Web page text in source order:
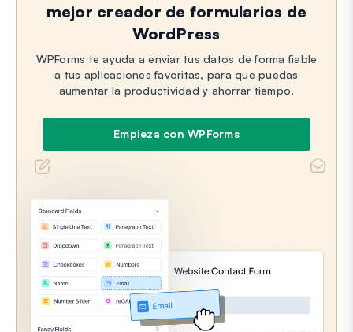
mejor creador de formularios de
WordPress
WPForms te ayuda a enviar tus datos de forma fiable
a tus aplicaciones favoritas, para que puedas
aumentar la productividad y ahorrar tiempo.
Empieza con WPForms